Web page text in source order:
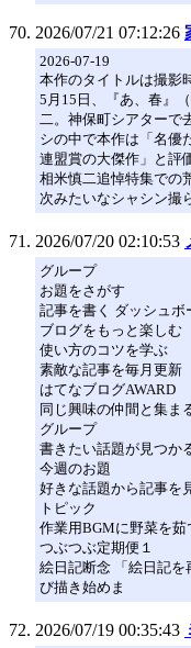
2026/07/21 07:12:26
2026-07-19
本作のタイトルは撮影
5月15日、『あ、春』
二。神保町シアターで
シの中で本作は「名優
連盟賞の大傑作」と評
相米慎二追悼特集での
次みたいなシャシン撮
2026/07/20 02:10:53
グループ
お題をさがす
記事を書く ダッシュボ
ブログをもっと楽しむ
使い方のコツを学ぶ
素敵な記事を毎月更新
はてなブログAWARD
同じ興味の仲間と集ま
グループ
書きたい話題が見つか
今週のお題
好きな話題から記事を
トピック
作業用BGMに野菜を
つぶつぶ定期便１
絵日記断念 「絵日記
び描き始めま
2026/07/19 00:35:43